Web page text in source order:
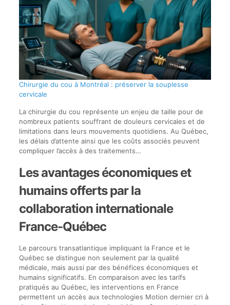
Chirurgie du cou à Montréal : préserver la souplesse
cervicale
La chirurgie du cou représente un enjeu de taille pour de
nombreux patients souffrant de douleurs cervicales et de
limitations dans leurs mouvements quotidiens. Au Québec,
les délais d’attente ainsi que les coûts associés peuvent
compliquer l’accès à des traitements…
Les avantages économiques et
humains offerts par la
collaboration internationale
France-Québec
Le parcours transatlantique impliquant la France et le
Québec se distingue non seulement par la qualité
médicale, mais aussi par des bénéfices économiques et
humains significatifs. En comparaison avec les tarifs
pratiqués au Québec, les interventions en France
permettent un accès aux technologies Motion dernier cri à